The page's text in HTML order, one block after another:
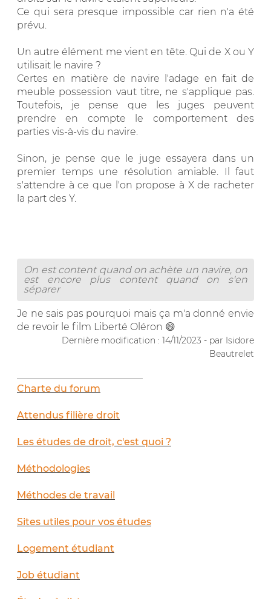
Ce qui sera presque impossible car rien n'a été
prévu.
Un autre élément me vient en tête. Qui de X ou Y
utilisait le navire ?
Certes en matière de navire l'adage en fait de
meuble possession vaut titre, ne s'applique pas.
Toutefois, je pense que les juges peuvent
prendre en compte le comportement des
parties vis-à-vis du navire.
Sinon, je pense que le juge essayera dans un
premier temps une résolution amiable. Il faut
s'attendre à ce que l'on propose à X de racheter
la part des Y.
On est content quand on achète un navire, on
est encore plus content quand on s'en
séparer
Je ne sais pas pourquoi mais ça m'a donné envie
de revoir le film Liberté Oléron 😄
Dernière modification : 14/11/2023 - par Isidore
Beautrelet
Charte du forum
Attendus filière droit
Les études de droit, c'est quoi ?
Méthodologies
Méthodes de travail
Sites utiles pour vos études
Logement étudiant
Job étudiant